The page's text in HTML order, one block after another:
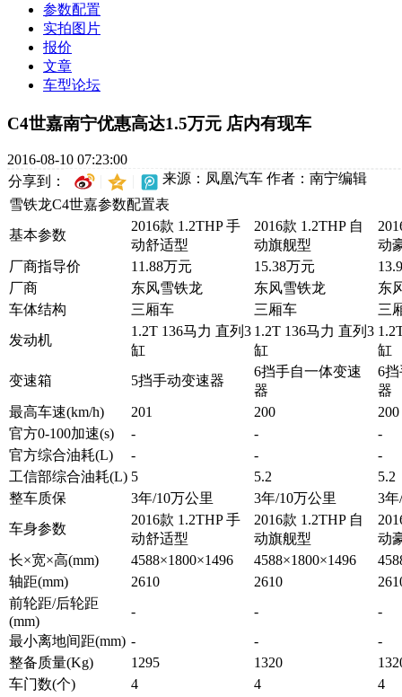
参数配置
实拍图片
报价
文章
车型论坛
C4世嘉南宁优惠高达1.5万元 店内有现车
2016-08-10 07:23:00
分享到：
来源：凤凰汽车 作者：南宁编辑
雪铁龙C4世嘉参数配置表
基本参数
2016款 1.2THP 手
动舒适型
2016款 1.2THP 自
动旗舰型
动
厂商指导价
11.88万元 15.38万元
厂商
东风雪铁龙 东风雪铁龙
东
车体结构
三厢车 三厢车
三
发动机
1.2T 136马力 直列3
缸
1.2T 136马力 直列3
缸
缸
变速箱
5挡手动变速器
6挡手自一体变速
器
6
器
最高车速(km/h)
201 200
200
官方0-100加速(s)
- -
-
官方综合油耗(L)
- -
-
工信部综合油耗(L) 5 5.2
5.2
整车质保
3年/10万公里 3年/10万公里
3
车身参数
2016款 1.2THP 手
动舒适型
2016款 1.2THP 自
动旗舰型
动
长×宽×高(mm)
4588×1800×1496 4588×1800×1496
轴距(mm)
2610 2610
前轮距/后轮距
(mm)
- -
-
最小离地间距(mm) - -
-
整备质量(Kg)
1295 1320
车门数(个)
4 4
4